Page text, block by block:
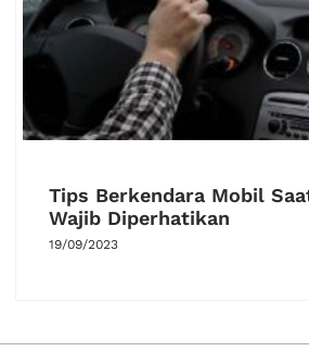
Tips Berkendara Mobil
Wajib Diperhatikan
19/09/2023